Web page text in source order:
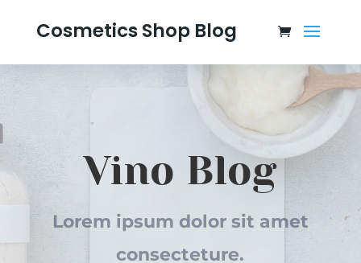
Cosmetics Shop Blog
Vino Blog
Lorem ipsum dolor sit amet
consecteture.